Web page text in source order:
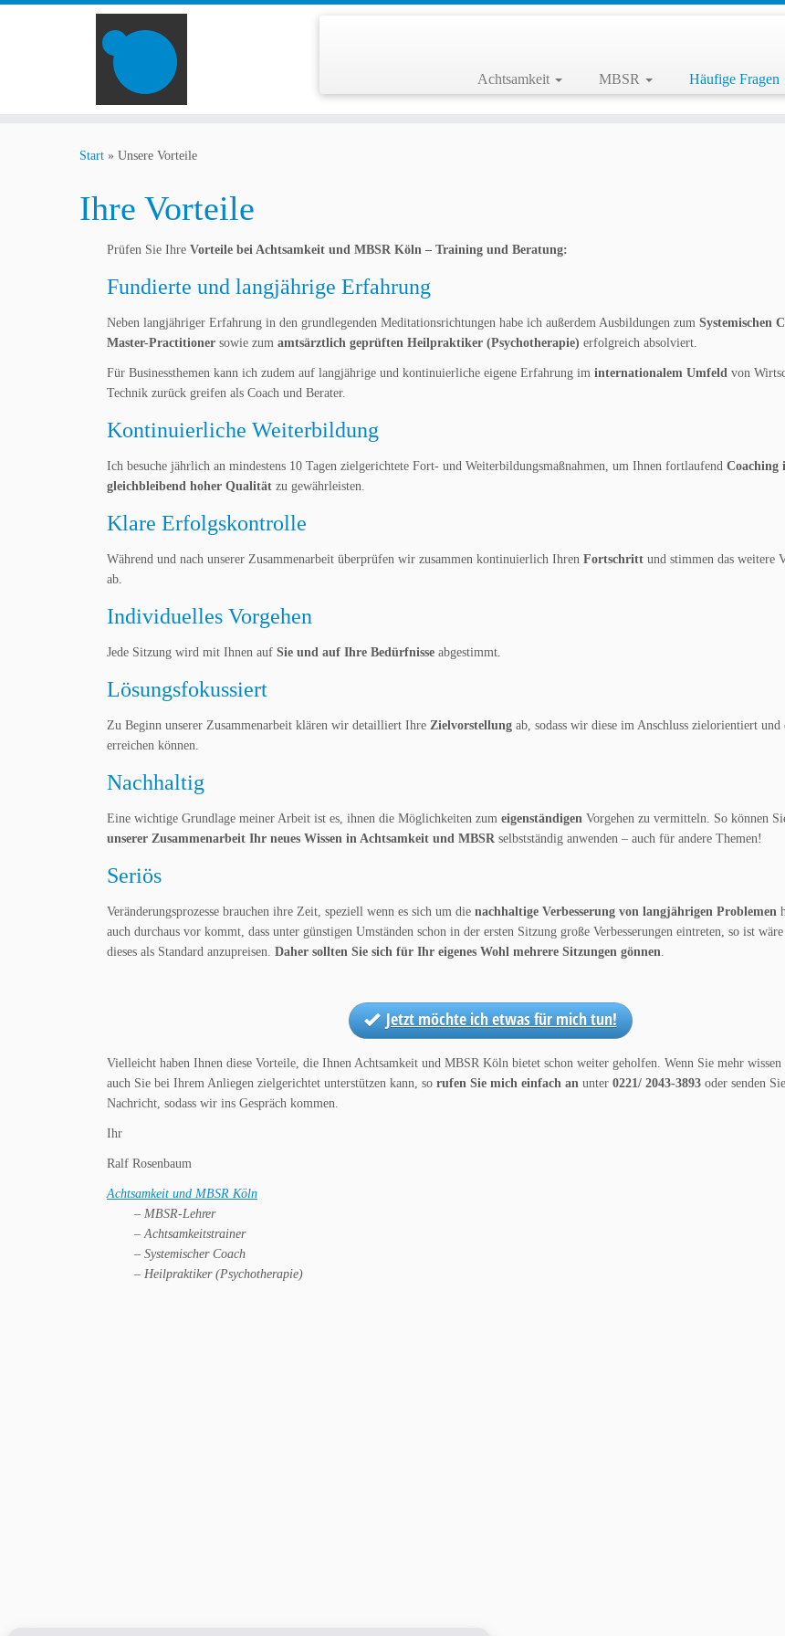
Achtsamkeit MBSR Häufige Fragen
Start » Unsere Vorteile
Ihre Vorteile
Prüfen Sie Ihre Vorteile bei Achtsamkeit und MBSR Köln – Training und Beratung:
Fundierte und langjährige Erfahrung
Neben langjähriger Erfahrung in den grundlegenden Meditationsrichtungen habe ich außerdem Ausbildungen zum Systemischen
Master-Practitioner sowie zum amtsärztlich geprüften Heilpraktiker (Psychotherapie) erfolgreich absolviert.
Für Businessthemen kann ich zudem auf langjährige und kontinuierliche eigene Erfahrung im internationalem Umfeld von
Technik zurück greifen als Coach und Berater.
Kontinuierliche Weiterbildung
Ich besuche jährlich an mindestens 10 Tagen zielgerichtete Fort- und Weiterbildungsmaßnahmen, um Ihnen fortlaufend Coaching
gleichbleibend hoher Qualität zu gewährleisten.
Klare Erfolgskontrolle
Während und nach unserer Zusammenarbeit überprüfen wir zusammen kontinuierlich Ihren Fortschritt und stimmen das weitere
ab.
Individuelles Vorgehen
Jede Sitzung wird mit Ihnen auf Sie und auf Ihre Bedürfnisse abgestimmt.
Lösungsfokussiert
Zu Beginn unserer Zusammenarbeit klären wir detailliert Ihre Zielvorstellung ab, sodass wir diese im Anschluss zielorientiert
erreichen können.
Nachhaltig
Eine wichtige Grundlage meiner Arbeit ist es, ihnen die Möglichkeiten zum eigenständigen Vorgehen zu vermitteln. So können
unserer Zusammenarbeit Ihr neues Wissen in Achtsamkeit und MBSR selbstständig anwenden – auch für andere Themen!
Seriös
Veränderungsprozesse brauchen ihre Zeit, speziell wenn es sich um die nachhaltige Verbesserung von langjährigen Problemen
auch durchaus vor kommt, dass unter günstigen Umständen schon in der ersten Sitzung große Verbesserungen eintreten, so ist
dieses als Standard anzupreisen. Daher sollten Sie sich für Ihr eigenes Wohl mehrere Sitzungen gönnen.
Jetzt möchte ich etwas für mich tun!
Vielleicht haben Ihnen diese Vorteile, die Ihnen Achtsamkeit und MBSR Köln bietet schon weiter geholfen. Wenn Sie mehr
auch Sie bei Ihrem Anliegen zielgerichtet unterstützen kann, so rufen Sie mich einfach an unter 0221/ 2043-3893 oder senden
Nachricht, sodass wir ins Gespräch kommen.
Ihr
Ralf Rosenbaum
Achtsamkeit und MBSR Köln
– MBSR-Lehrer
– Achtsamkeitstrainer
– Systemischer Coach
– Heilpraktiker (Psychotherapie)